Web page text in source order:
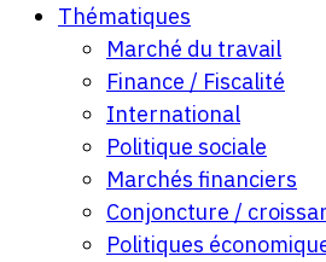
Thématiques
Marché du travail
Finance / Fiscalité
International
Politique sociale
Marchés financiers
Conjoncture /
Politiques